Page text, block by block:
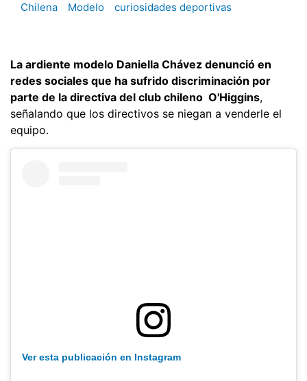
Chilena
Modelo curiosidades deportivas
La ardiente modelo Daniella Chávez denunció en
redes sociales que ha sufrido discriminación por
parte de la directiva del club chileno O'Higgins,
señalando que los directivos se niegan a venderle el
equipo.
Ver esta publicación en Instagram